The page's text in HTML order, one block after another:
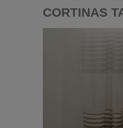
CORTINAS